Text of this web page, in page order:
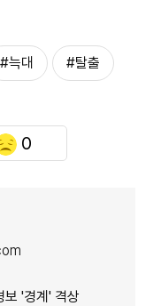
#늑대 #탈출
0
보 '경계' 격상